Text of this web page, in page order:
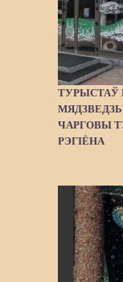
ТУРЫСТАЎ
ЧАРГОВЫ
РЭГІЁНА